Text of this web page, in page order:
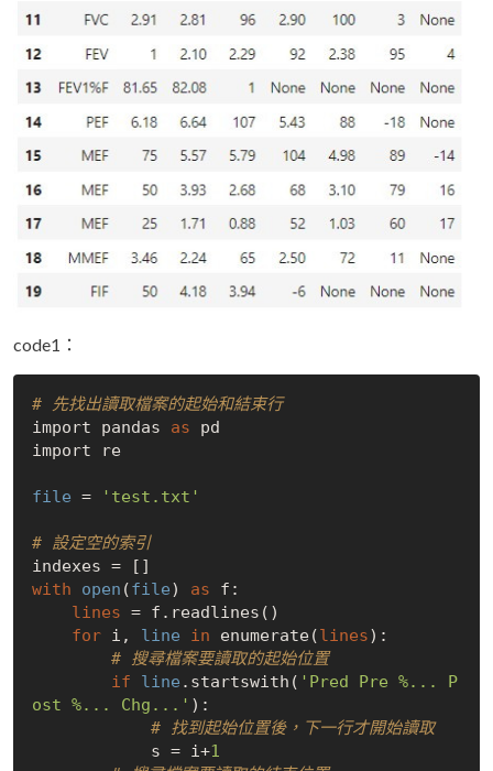
code1：
# 先找出讀取檔案的起始和結束行
import pandas as pd
import re
file = 'test.txt'
# 設定空的索引
with
open (file) as f:
lines = f.readlines()
for i, line in enumerate(lines):
# 搜尋檔案要讀取的起始位置
if
line .startswith( 'Pred Pre %... P
ost %... Chg...' ):
# 找到起始位置後，下一行才開始讀取
            s = i+
1